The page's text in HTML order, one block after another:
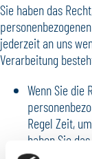
Sie haben das
jederzeit an uns
Verarbeitung
Wenn Sie
Regel Zeit,
haben Sie